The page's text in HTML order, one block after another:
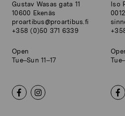
Gustav Wasas gata 11
10600 Ekenäs
proartibus@proartibus.fi
+358 (0)50 371 6339
Open
Tue–Sun 11–17
Iso